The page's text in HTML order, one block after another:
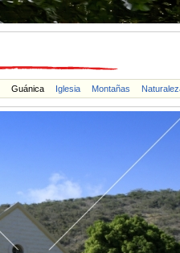
Guánica Iglesia Montañas